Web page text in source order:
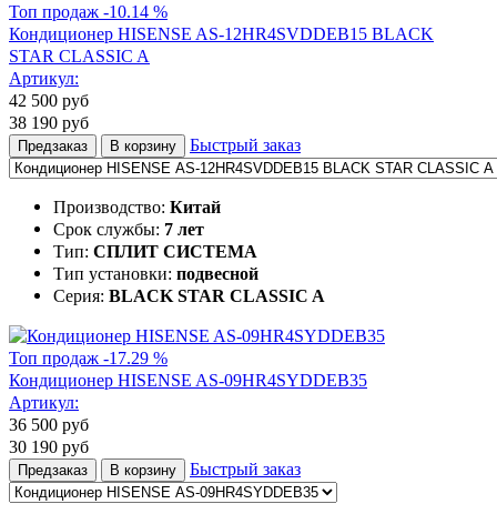
Топ продаж -10.14 %
Кондиционер HISENSE AS-12HR4SVDDEB15 BLACK
STAR CLASSIC A
Артикул:
42 500 руб
38 190 руб
Предзаказ В корзину Быстрый заказ
Производство: Китай
Срок службы: 7 лет
Тип: СПЛИТ СИСТЕМА
Тип установки: подвесной
Серия: BLACK STAR CLASSIC A
Топ продаж -17.29 %
Кондиционер HISENSE AS-09HR4SYDDEB35
Артикул:
36 500 руб
30 190 руб
Предзаказ В корзину Быстрый заказ